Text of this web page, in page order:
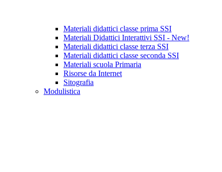
Materiali didattici classe prima SSI
Materiali Didattici Interattivi SSI - New!
Materiali didattici classe terza SSI
Materiali didattici classe seconda SSI
Materiali scuola Primaria
Risorse da Internet
Sitografia
Modulistica